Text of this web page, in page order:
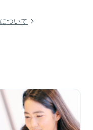
ついて